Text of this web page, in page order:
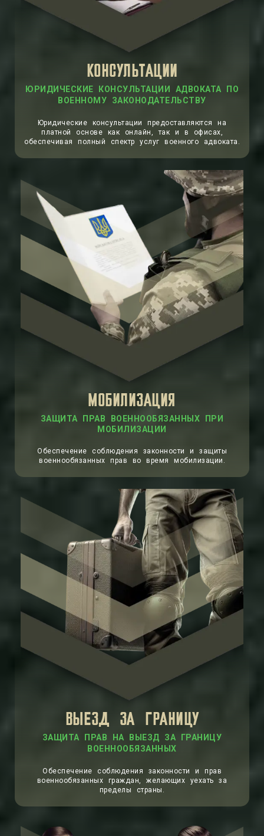
КОНСУЛЬТАЦИИ
ЮРИДИЧЕСКИЕ КОНСУЛЬТАЦИИ АДВОКАТА ПО
ВОЕННОМУ ЗАКОНОДАТЕЛЬСТВУ
Юридические консультации предоставляются на
платной основе как онлайн, так и в офисах,
обеспечивая полный спектр услуг военного адвоката.
МОБИЛИЗАЦИЯ
ЗАЩИТА ПРАВ ВОЕННООБЯЗАННЫХ ПРИ
МОБИЛИЗАЦИИ
Обеспечение соблюдения законности и защиты
военнообязанных прав во время мобилизации.
ВЫЕЗД ЗА ГРАНИЦУ
ЗАЩИТА ПРАВ НА ВЫЕЗД ЗА ГРАНИЦУ
ВОЕННООБЯЗАННЫХ
Обеспечение соблюдения законности и прав
военнообязанных граждан, желающих уехать за
пределы страны.